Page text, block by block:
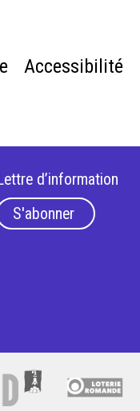
Accessibilité
d’information
S'abonner